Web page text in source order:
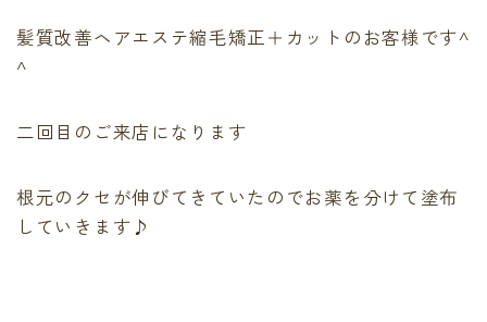
色持ちよく美艶髪になれる髪質改善ヘアエステカラー
プライバシーポリシー
利用規約／特定商取引法に基づく表記
最後に必ず弱酸性
有料記事の決済完了ページ
髪質改善ヘアエステ縮毛矯正＋カットのお客様です^
^
二回目のご来店になります
根元のクセが伸びてきていたのでお薬を分けて塗布
していきます♪